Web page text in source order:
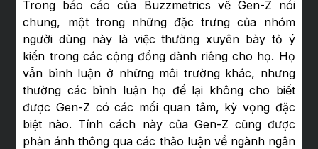
Trong báo cáo của Buzzmetrics về Gen-Z nói
chung, một trong những đặc trưng của nhóm
người dùng này là việc thường xuyên bày tỏ ý
kiến trong các cộng đồng dành riêng cho họ. Họ
vẫn bình luận ở những môi trường khác, nhưng
thường các bình luận họ để lại không cho biết
được Gen-Z có các mối quan tâm, kỳ vọng đặc
biệt nào. Tính cách này của Gen-Z cũng được
phản ánh thông qua các thảo luận về ngành ngân